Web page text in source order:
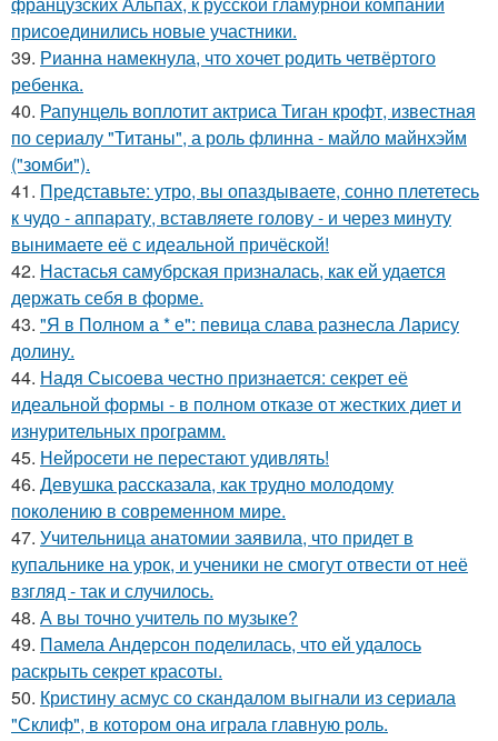
присоединились новые участники.
39. Рианна намекнула, что хочет родить четвёртого
ребенка.
40. Рапунцель воплотит актриса Тиган крофт, известная
по сериалу "Титаны", а роль флинна - майло майнхэйм
("зомби").
41. Представьте: утро, вы опаздываете, сонно плететесь
к чудо - аппарату, вставляете голову - и через минуту
вынимаете её с идеальной причёской!
42. Настасья самубрская призналась, как ей удается
держать себя в форме.
43. "Я в Полном а * е": певица слава разнесла Ларису
долину.
44. Надя Сысоева честно признается: секрет её
идеальной формы - в полном отказе от жестких диет и
изнурительных программ.
45. Нейросети не перестают удивлять!
46. Девушка рассказала, как трудно молодому
поколению в современном мире.
47. Учительница анатомии заявила, что придет в
купальнике на урок, и ученики не смогут отвести от неё
взгляд - так и случилось.
48. А вы точно учитель по музыке?
49. Памела Андерсон поделилась, что ей удалось
раскрыть секрет красоты.
50. Кристину асмус со скандалом выгнали из сериала
"Склиф", в котором она играла главную роль.